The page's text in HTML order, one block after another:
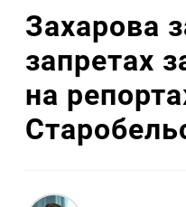
Захарова
запретах
на